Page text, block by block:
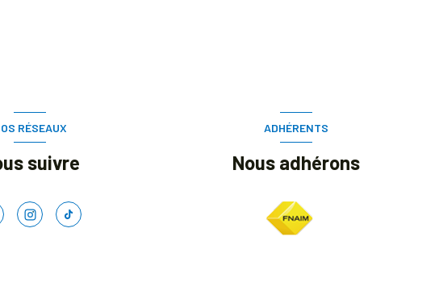
RÉSEAUX
suivre
ADHÉRENTS
Nous adhérons